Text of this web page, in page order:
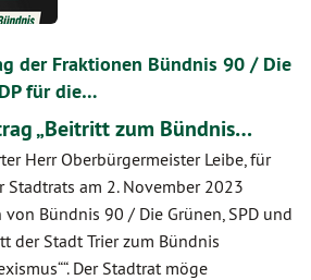
der Fraktionen Bündnis 90 / Die
für die…
„Beitritt zum Bündnis…
Herr Oberbürgermeister Leibe, für
Stadtrats am 2. November 2023
Bündnis 90 / Die Grünen, SPD und
der Stadt Trier zum Bündnis
Der Stadtrat möge